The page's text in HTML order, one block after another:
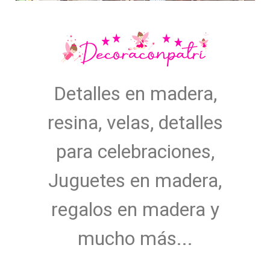
Detalles en madera,
resina, velas, detalles
para celebraciones,
Juguetes en madera,
regalos en madera y
mucho más...